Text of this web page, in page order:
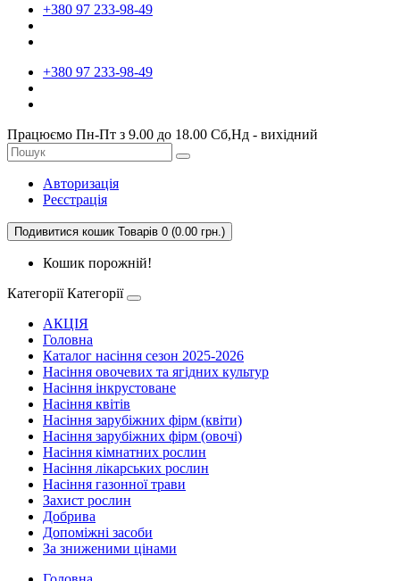
+380 97 233-98-49
+380 97 233-98-49
Працюємо Пн-Пт з 9.00 до 18.00 Сб,Нд - вихідний
Авторизація
Реєстрація
Подивитися кошик Товарів 0 (0.00 грн.)
Кошик порожній!
Категорії Категорії
АКЦІЯ
Головна
Каталог насіння сезон 2025-2026
Насіння овочевих та ягідних культур
Насіння інкрустоване
Насіння квітів
Насіння зарубіжних фірм (квіти)
Насіння зарубіжних фірм (овочі)
Насіння кімнатних рослин
Насіння лікарських рослин
Насіння газонної трави
Захист рослин
Добрива
Допоміжні засоби
За зниженими цінами